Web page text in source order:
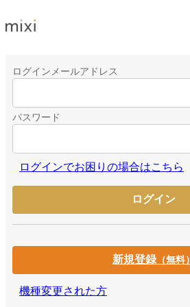
ログインメールアドレス
パスワード
ログインでお困りの場合はこちら
新規登録（無料）
機種変更された方